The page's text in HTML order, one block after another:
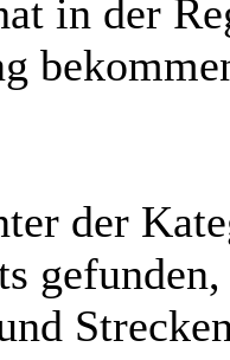
in der
der